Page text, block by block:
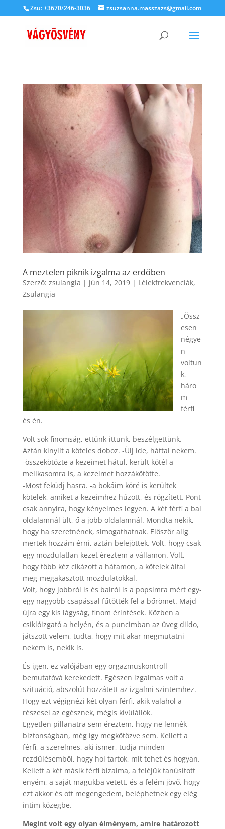
Zsu: +3670/246-3036 zsuzsanna.masszazs@gmail.com
A meztelen piknik izgalma az erdőben
Szerző: zsulangia | jún 14, 2019| Lélekfrekvenciák,
Zsulangia
„Össz
esen
négye
n
voltun
k,
háro
m
férfi
és én.
Volt sok finomság, ettünk-ittunk, beszélgettünk.
Aztán kinyílt a köteles doboz. -Ülj ide, háttal nekem.
-összekötözte a kezeimet hátul, került kötél a
mellkasomra is, a kezeimet hozzákötötte.
-Most feküdj hasra. -a bokáim köré is kerültek
kötelek, amiket a kezeimhez húzott, és rögzített. Pont
csak annyira, hogy kényelmes legyen. A két férfi a bal
oldalamnál ült, ő a jobb oldalamnál. Mondta nekik,
hogy ha szeretnének, simogathatnak. Először alig
mertek hozzám érni, aztán belejöttek. Volt, hogy csak
egy mozdulatlan kezet éreztem a vállamon. Volt,
hogy több kéz cikázott a hátamon, a kötelek által
meg-megakasztott mozdulatokkal.
Volt, hogy jobbról is és balról is a popsimra mért egy-
egy nagyobb csapással fűtötték fel a bőrömet. Majd
újra egy kis lágyság, finom érintések. Közben a
csiklóizgató a helyén, és a puncimban az üveg dildo,
játszott velem, tudta, hogy mit akar megmutatni
nekem is, nekik is.
És igen, ez valójában egy orgazmuskontroll
bemutatóvá kerekedett. Egészen izgalmas volt a
szituáció, abszolút hozzátett az izgalmi szintemhez.
Hogy ezt végignézi két olyan férfi, akik valahol a
részesei az egésznek, mégis kívülállók.
Egyetlen pillanatra sem éreztem, hogy ne lennék
biztonságban, még így megkötözve sem. Kellett a
férfi, a szerelmes, aki ismer, tudja minden
rezdülésemből, hogy hol tartok, mit tehet és hogyan.
Kellett a két másik férfi bizalma, a feléjük tanúsított
enyém, a saját magukba vetett, és a felém jövő, hogy
ezt akkor és ott megengedem, beléphetnek egy elég
intim közegbe.
Megint volt egy olyan élményem, amire határozott